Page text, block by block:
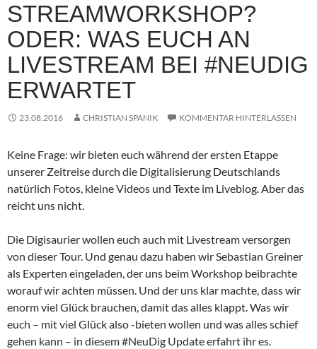
STREAMWORKSHOP?
ODER: WAS EUCH AN
LIVESTREAM BEI #NEUDIG
ERWARTET
23.08.2016 CHRISTIAN SPANIK KOMMENTAR HINTERLASSEN
Keine Frage: wir bieten euch während der ersten Etappe
unserer Zeitreise durch die Digitalisierung Deutschlands
natürlich Fotos, kleine Videos und Texte im Liveblog. Aber das
reicht uns nicht.
Die Digisaurier wollen euch auch mit Livestream versorgen
von dieser Tour. Und genau dazu haben wir Sebastian Greiner
als Experten eingeladen, der uns beim Workshop beibrachte
worauf wir achten müssen. Und der uns klar machte, dass wir
enorm viel Glück brauchen, damit das alles klappt. Was wir
euch – mit viel Glück also -bieten wollen und was alles schief
gehen kann – in diesem #NeuDig Update erfahrt ihr es.